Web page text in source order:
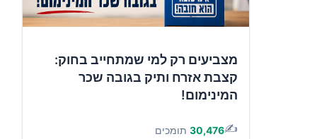
מצביעים רק למי שמתחייב בחוק:
קצבת אזרח ותיק בגובה שכר
המינימום!
✍️
30,476 תומכים